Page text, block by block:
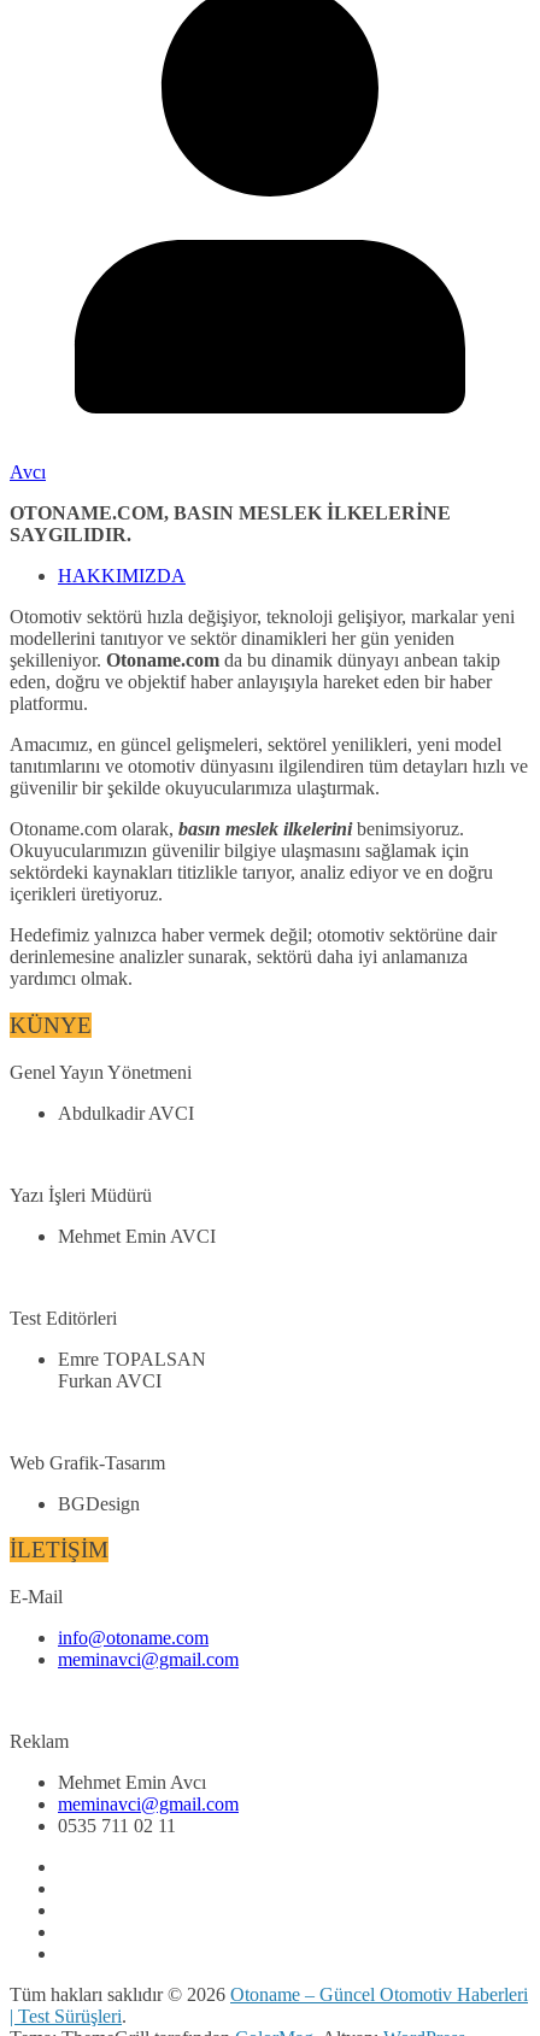
Avcı
OTONAME.COM, BASIN MESLEK İLKELERİNE
SAYGILIDIR.
HAKKIMIZDA
Otomotiv sektörü hızla değişiyor, teknoloji gelişiyor, markalar yeni
modellerini tanıtıyor ve sektör dinamikleri her gün yeniden
şekilleniyor. Otoname.com da bu dinamik dünyayı anbean takip
eden, doğru ve objektif haber anlayışıyla hareket eden bir haber
platformu.
Amacımız, en güncel gelişmeleri, sektörel yenilikleri, yeni model
tanıtımlarını ve otomotiv dünyasını ilgilendiren tüm detayları hızlı ve
güvenilir bir şekilde okuyucularımıza ulaştırmak.
Otoname.com olarak, basın meslek ilkelerinibenimsiyoruz.
Okuyucularımızın güvenilir bilgiye ulaşmasını sağlamak için
sektördeki kaynakları titizlikle tarıyor, analiz ediyor ve en doğru
içerikleri üretiyoruz.
Hedefimiz yalnızca haber vermek değil; otomotiv sektörüne dair
derinlemesine analizler sunarak, sektörü daha iyi anlamanıza
yardımcı olmak.
KÜNYE
Genel Yayın Yönetmeni
Abdulkadir AVCI
Yazı İşleri Müdürü
Mehmet Emin AVCI
Test Editörleri
Emre TOPALSAN
Furkan AVCI
Web Grafik-Tasarım
BGDesign
İLETİŞİM
E-Mail
info@otoname.com
meminavci@gmail.com
Reklam
Mehmet Emin Avcı
meminavci@gmail.com
0535 711 02 11
Tüm hakları saklıdır © 2026 Otoname – Güncel Otomotiv Haberleri
| Test Sürüşleri.